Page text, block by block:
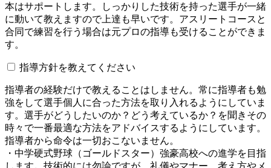
本はサポートします。しっかりした技術を持った選手が一緒
に動いて教えますので上達も早いです。アスリートコースと
合同で練習を行う場合は元プロの指導も受けることができま
す。
指導方針を教えてください
指導者の経験だけで教えることはしません。常に指導者も勉
強をして選手個人に合った方法を取り入れるようにしていま
す。選手がどうしたいのか？どう考えているか？を聞きその
時々で一番最適な方法をアドバイスするようにしています。
指導者から命令は一切おこないません。
・中学硬式野球（ゴールドスター）強豪高校への進学を目指